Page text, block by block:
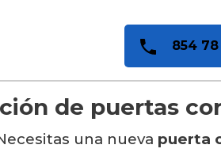
854 78
de puertas
una nueva puerta